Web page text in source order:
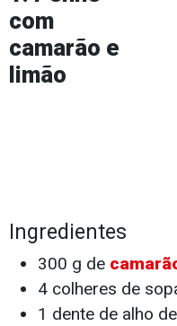
com
camarão e
limão
Ingredientes
300 g de
4 colheres de
1 dente de alho